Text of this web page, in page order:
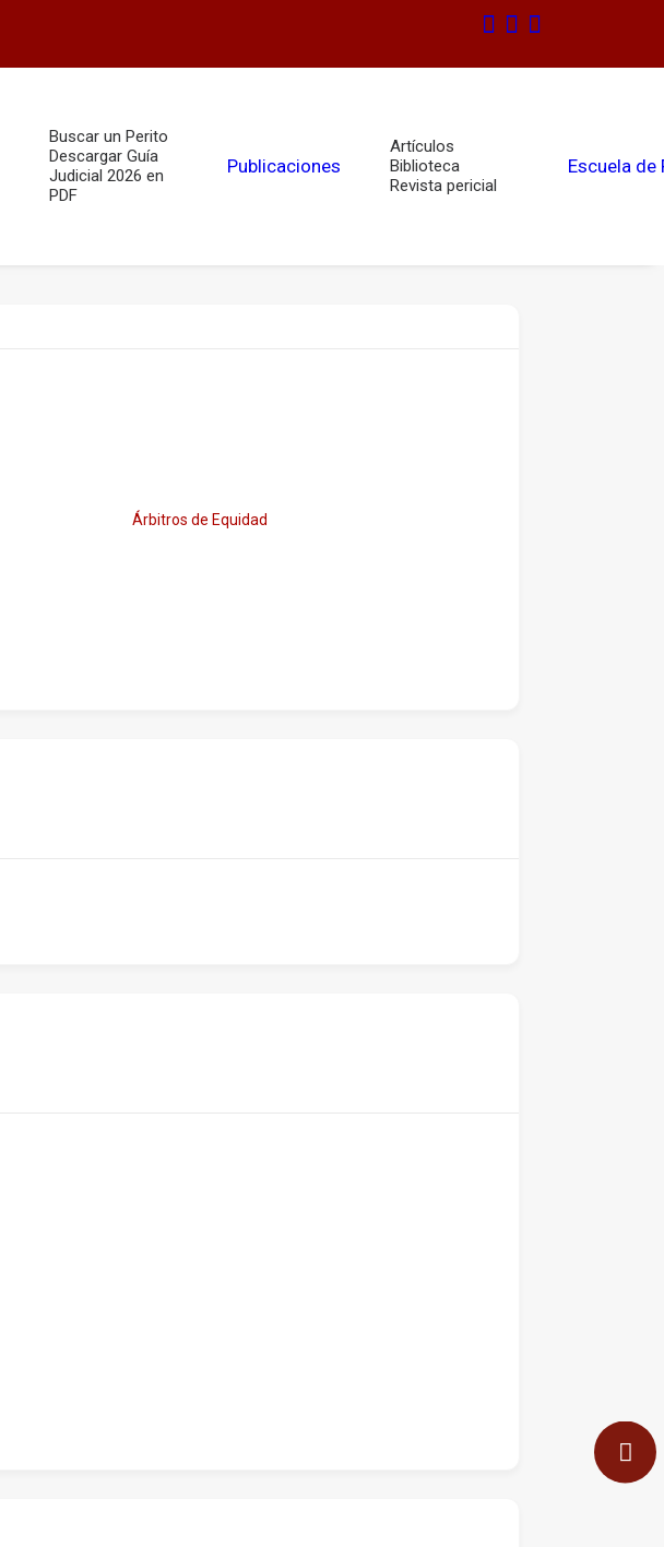
Buscar un Perito
Descargar Guía
Judicial 2026 en
PDF
Publicaciones
Artículos
Biblioteca
Revista pericial
Escuela
Árbitros de Equidad